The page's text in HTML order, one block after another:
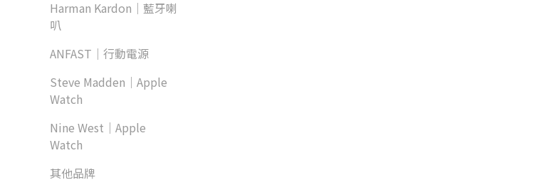
Harman Kardon｜藍牙喇
叭
ANFAST｜行動電源
Steve Madden｜Apple
Watch
Nine West｜Apple
Watch
其他品牌